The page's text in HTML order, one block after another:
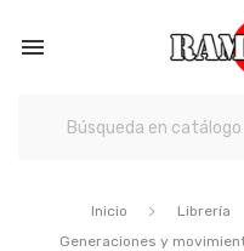

Inicio Librería
Generaciones y